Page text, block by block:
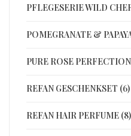
PFLEGESERIE WILD
POMEGRANATE &
PURE ROSE
REFAN GESCHENKSET (6)
REFAN HAIR PERFUME (8)